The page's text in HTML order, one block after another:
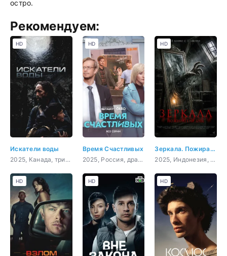
остро.
Рекомендуем:
Искатели воды
2025, Канада, триллер
HD
Время Счастливых
2025, Россия, драма, комедия
HD
Зеркала. Пожиратели душ
2025, Индонезия, ужасы
HD
HD HD HD